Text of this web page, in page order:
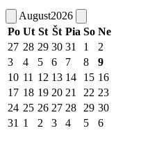
August2026
Po Ut St Št Pia So Ne
27 28 29 30 31 1
2
3
4 5 6 7 8
9
10 11 12 13 14 15 16
17 18 19 20 21 22 23
24 25 26 27 28 29 30
31 1 2 3 4 5 6